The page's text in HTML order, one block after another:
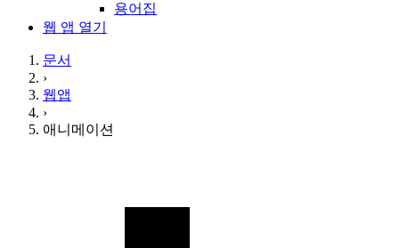
용어집
웹 앱 열기
문서
›
웹앱
›
애니메이션